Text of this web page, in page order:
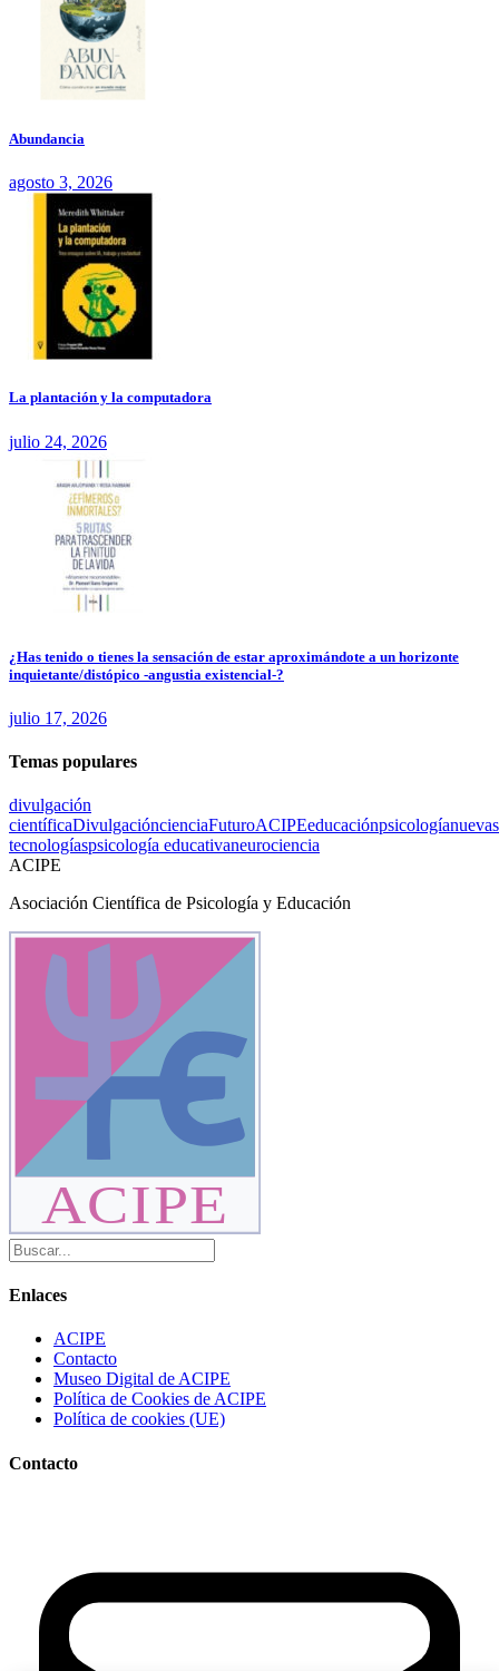
Abundancia
agosto 3, 2026
La plantación y la computadora
julio 24, 2026
¿Has tenido o tienes la sensación de estar aproximándote a un horizonte
inquietante/distópico -angustia existencial-?
julio 17, 2026
Temas populares
divulgación
científicaDivulgacióncienciaFuturoACIPEeducaciónpsicologíanuevas
tecnologíaspsicología educativaneurociencia
ACIPE
Asociación Científica de Psicología y Educación
ACIPE
Enlaces
ACIPE
Contacto
Museo Digital de ACIPE
Política de Cookies de ACIPE
Política de cookies (UE)
Contacto